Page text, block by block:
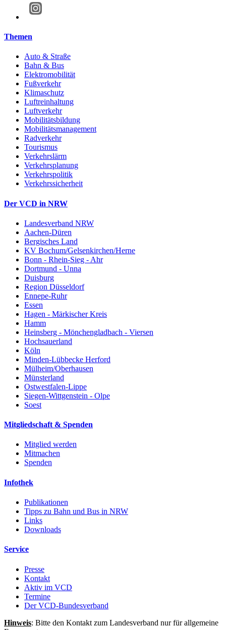
Themen
Auto & Straße
Bahn & Bus
Elektromobilität
Fußverkehr
Klimaschutz
Luftreinhaltung
Luftverkehr
Mobilitätsbildung
Mobilitätsmanagement
Radverkehr
Tourismus
Verkehrslärm
Verkehrsplanung
Verkehrspolitik
Verkehrssicherheit
Der VCD in NRW
Landesverband NRW
Aachen-Düren
Bergisches Land
KV Bochum/Gelsenkirchen/Herne
Bonn - Rhein-Sieg - Ahr
Dortmund - Unna
Duisburg
Region Düsseldorf
Ennepe-Ruhr
Essen
Hagen - Märkischer Kreis
Hamm
Heinsberg - Mönchengladbach - Viersen
Hochsauerland
Köln
Minden-Lübbecke Herford
Mülheim/Oberhausen
Münsterland
Ostwestfalen-Lippe
Siegen-Wittgenstein - Olpe
Soest
Mitgliedschaft & Spenden
Mitglied werden
Mitmachen
Spenden
Infothek
Publikationen
Tipps zu Bahn und Bus in NRW
Links
Downloads
Service
Presse
Kontakt
Aktiv im VCD
Termine
Der VCD-Bundesverband
Hinweis: Bitte den Kontakt zum Landesverband nur für allgemeine